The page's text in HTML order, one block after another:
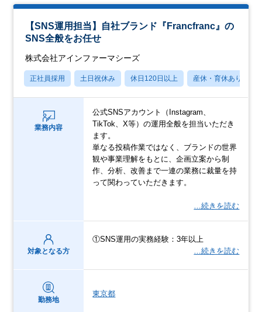
【SNS運用担当】自社ブランド『Francfranc』の
SNS全般をお任せ
株式会社アインファーマシーズ
正社員採用 土日祝休み 休日120日以上 産休・育休あり
業務内容
公式SNSアカウント（Instagram、
TikTok、X等）の運用全般を担当いただき
ます。
単なる投稿作業ではなく、ブランドの世界
観や事業理解をもとに、企画立案から制
作、分析、改善まで一連の業務に裁量を持
って関わっていただきます。
…続きを読む
対象となる方
①SNS運用の実務経験：3年以上
…続きを読む
勤務地
東京都